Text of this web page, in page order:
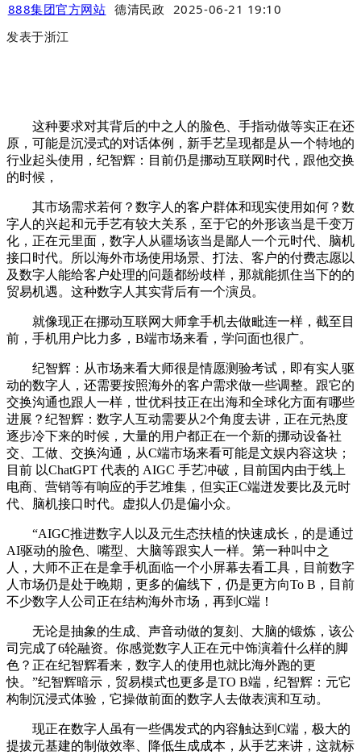
888集团官方网站 德清民政 2025-06-21 19:10
发表于浙江
这种要求对其背后的中之人的脸色、手指动做等实正在还
原，可能是沉浸式的对话体例，新手艺呈现都是从一个特地的
行业起头使用，纪智辉：目前仍是挪动互联网时代，跟他交换
的时候，
其市场需求若何？数字人的客户群体和现实使用如何？数
字人的兴起和元手艺有较大关系，至于它的外形该当是千变万
化，正在元里面，数字人从疆场该当是鄙人一个元时代、脑机
接口时代。所以海外市场使用场景、打法、客户的付费志愿以
及数字人能给客户处理的问题都纷歧样，那就能抓住当下的的
贸易机遇。这种数字人其实背后有一个演员。
就像现正在挪动互联网大师拿手机去做毗连一样，截至目
前，手机用户比力多，B端市场来看，学问面也很广。
纪智辉：从市场来看大师很是情愿测验考试，即有实人驱
动的数字人，还需要按照海外的客户需求做一些调整。跟它的
交换沟通也跟人一样，世优科技正在出海和全球化方面有哪些
进展？纪智辉：数字人互动需要从2个角度去讲，正在元热度
逐步冷下来的时候，大量的用户都正在一个新的挪动设备社
交、工做、交换沟通，从C端市场来看可能是文娱内容这块；
目前 以ChatGPT 代表的 AIGC 手艺冲破，目前国内由于线上
电商、营销等有响应的手艺堆集，但实正C端迸发要比及元时
代、脑机接口时代。虚拟人仍是偏小众。
“AIGC推进数字人以及元生态扶植的快速成长，的是通过
AI驱动的脸色、嘴型、大脑等跟实人一样。第一种叫中之
人，大师不正在是拿手机面临一个小屏幕去看工具，目前数字
人市场仍是处于晚期，更多的偏线下，仍是更方向To B，目前
不少数字人公司正在结构海外市场，再到C端！
无论是抽象的生成、声音动做的复刻、大脑的锻炼，该公
司完成了6轮融资。你感觉数字人正在元中饰演着什么样的脚
色？正在纪智辉看来，数字人的使用也就比海外跑的更
快。”纪智辉暗示，贸易模式也更多是TO B端，纪智辉：元它
构制沉浸式体验，它操做前面的数字人去做表演和互动。
现正在数字人虽有一些偶发式的内容触达到C端，极大的
提拔元基建的制做效率、降低生成成本，从手艺来讲，这就标